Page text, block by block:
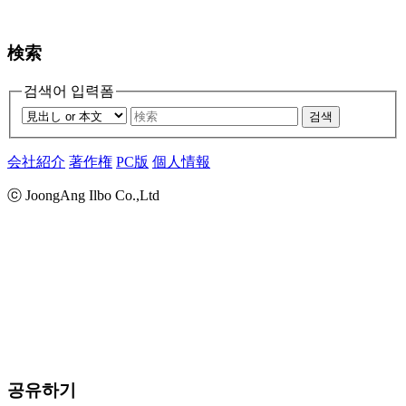
検索
검색어 입력폼
검색
会社紹介 著作権 PC版 個人情報
ⓒ JoongAng Ilbo Co.,Ltd
공유하기